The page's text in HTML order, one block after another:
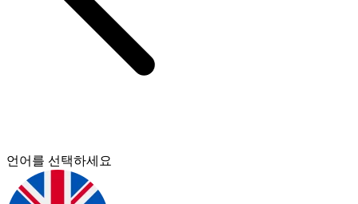
언어를 선택하세요